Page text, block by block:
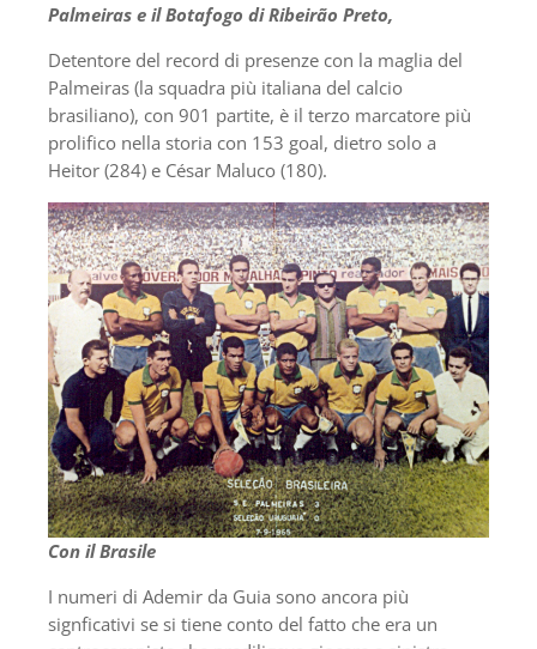
Palmeiras e il Botafogo di Ribeirão Preto,
Detentore del record di presenze con la maglia del
Palmeiras (la squadra più italiana del calcio
brasiliano), con 901 partite, è il terzo marcatore più
prolifico nella storia con 153 goal, dietro solo a
Heitor (284) e César Maluco (180).
Con il Brasile
I numeri di Ademir da Guia sono ancora più
signficativi se si tiene conto del fatto che era un